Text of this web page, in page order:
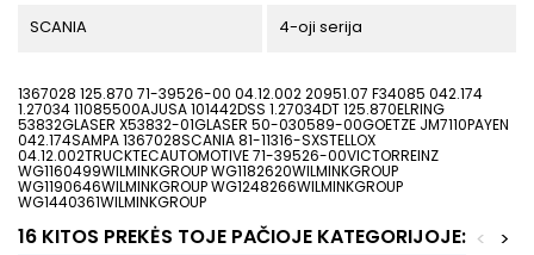
SCANIA 4-oji serija
1367028 125.870 71-39526-00 04.12.002 20951.07 F34085 042.174
1.27034 11085500AJUSA 101442DSS 1.27034DT 125.870ELRING
53832GLASER X53832-01GLASER 50-030589-00GOETZE JM7110PAYEN
042.174SAMPA 1367028SCANIA 81-11316-SXSTELLOX
04.12.002TRUCKTECAUTOMOTIVE 71-39526-00VICTORREINZ
WG1160499WILMINKGROUP WG1182620WILMINKGROUP
WG1190646WILMINKGROUP WG1248266WILMINKGROUP
WG1440361WILMINKGROUP
16 KITOS PREKĖS TOJE PAČIOJE KATEGORIJOJE: >
<